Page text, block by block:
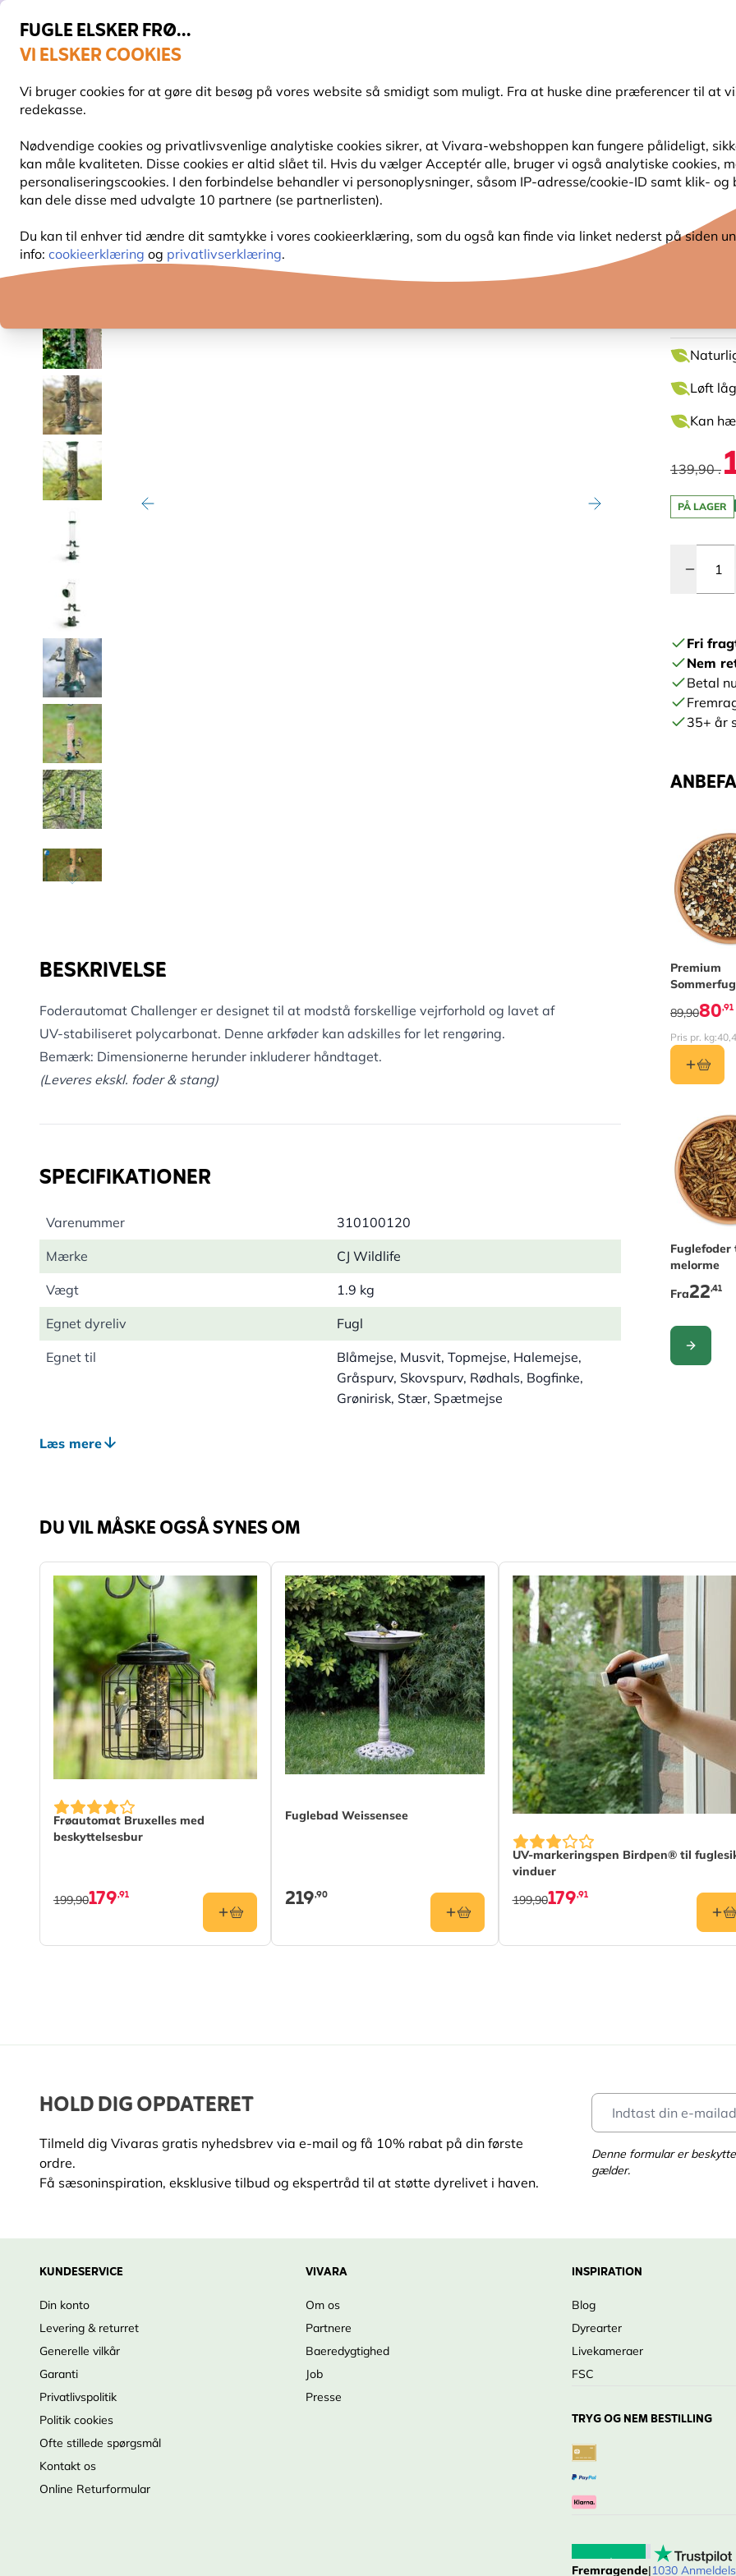
FUGLE ELSKER FRØ...
VI ELSKER COOKIES
Vi bruger cookies for at gøre dit besøg på vores website så smidigt som muligt. Fra at huske dine præferencer til at
redekasse.
Nødvendige cookies og privatlivsvenlige analytiske cookies sikrer, at Vivara-webshoppen kan fungere pålideligt,
kan måle kvaliteten. Disse cookies er altid slået til. Hvis du vælger Acceptér alle, bruger vi også analytiske cookies,
personaliseringscookies. I den forbindelse behandler vi personoplysninger, såsom IP-adresse/cookie-ID samt klik-
kan dele disse med udvalgte 10 partnere (se partnerlisten).
Du kan til enhver tid ændre dit samtykke i vores cookieerklæring, som du også kan finde via linket nederst på siden
info: cookieerklæring og privatlivserklæring.
Topbedømt i 11 lande
Fri fragt over 499 kr.
Søg
FUGLEFODER FUGLEFODERHUSE REDEKASSER HAVENS DYR PLANTEFRØ
10% RABAT
Løft
Kan
139,90 .
PÅ LAGER
Fri
Nem
Betal
35+ år
Premium
med80,91
89,90
Pris pr. kg:
Fuglefoder
melorme
The price
Fra22,41
BESKRIVELSE
Foderautomat Challenger er designet til at modstå forskellige vejrforhold og lavet af
UV-stabiliseret polycarbonat. Denne arkføder kan adskilles for let rengøring.
Bemærk: Dimensionerne herunder inkluderer håndtaget.
(Leveres ekskl. foder & stang)
SPECIFIKATIONER
Varenummer 310100120
Mærke CJ Wildlife
Vægt 1.9 kg
Egnet dyreliv Fugl
Egnet til
Blåmejse, Musvit, Topmejse, Halemejse,
Gråspurv, Skovspurv, Rødhals, Bogfinke,
Grønirisk, Stær, Spætmejse
Læs mere
DU VIL MÅSKE OGSÅ SYNES OM
Frøautomat Bruxelles med
beskyttelsesbur
179,91
199,90
Fuglebad Weissensee
219,90
UV-markeringspen Birdpen® til
vinduer
179,91
199,90
HOLD DIG OPDATERET
Tilmeld dig Vivaras gratis nyhedsbrev via e-mail og få 10% rabat på din første
ordre.
Få sæsoninspiration, eksklusive tilbud og ekspertråd til at støtte dyrelivet i haven.
Denne formular er
gælder.
KUNDESERVICE
Din konto
Levering & returret
Generelle vilkår
Garanti
Privatlivspolitik
Politik cookies
Ofte stillede spørgsmål
Kontakt os
Online Returformular
VIVARA
Om os
Partnere
Baeredygtighed
Job
Presse
INSPIRATION
Blog
Dyrearter
Livekameraer
FSC
TRYG OG NEM BESTILLING
Fremragende|1030